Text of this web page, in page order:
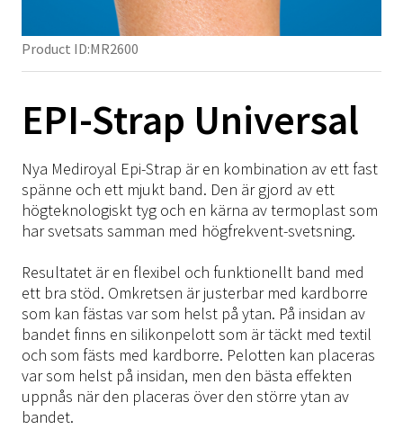
Neuro
Semi-Rigid
Rigid
Ligament
Post-Op
Tillbehör
Stabilitet
Hälsporre
Post-Op
Hälsårsprevention
Diabetiker
Pelott
Häl
Inlägg
Springer
Tulis
Formthotics
Spegellåda
SRX/Sport
Axel
Armbåge
Hand
Rygg
Knä
Fotled
Kompression
NRX/ARX/SRX Strap
NRX Strap
NRX Strap Colors
NRX Strap Neptune
NRX Strap PLUS
NRX Strap Double
SRX Strap Camo/Navy
NRX Strap Kit
NRX Heat Tape
NRX Hook
Termoplast
Immo Plus
Turbocast
Drape
Blend
Vattenbad
Material
Kardborre
Polstring
Material på rulle
Träningsredskap
Tejp
Click Medical
Barn
Övrigt
Fot & Fotled
Skoinlägg
NRX/ARX/SRX Strap
Material
Termoplast
Träningsredskap
Tejp
Click Medical
Barn
Övrigt
Knä
SRX/Sport
NRX/ARX/SRX Strap
Material
Termoplast
Tejp
Click Medical
Barn
Övrigt
Product ID:MR2600
EPI-Strap Universal
Nya Mediroyal Epi-Strap är en kombination av ett fast
spänne och ett mjukt band. Den är gjord av ett
högteknologiskt tyg och en kärna av termoplast som
har svetsats samman med högfrekvent-svetsning.
Resultatet är en flexibel och funktionellt band med
ett bra stöd. Omkretsen är justerbar med kardborre
som kan fästas var som helst på ytan. På insidan av
bandet finns en silikonpelott som är täckt med textil
och som fästs med kardborre. Pelotten kan placeras
var som helst på insidan, men den bästa effekten
uppnås när den placeras över den större ytan av
bandet.